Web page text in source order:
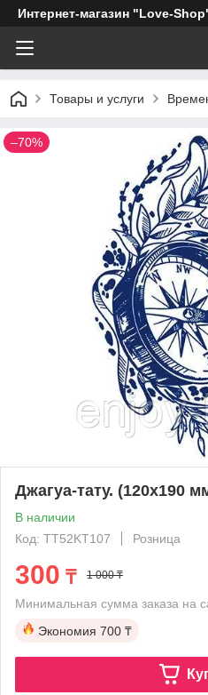
Интернет-магазин "Love-
Товары и услуги
–70%
Джагуа-тату. (120х190
В наличии
Код: TT52KT107
Розница
300 ₸ 1 000 ₸
Минимальная сумма заказа на
Экономия 700 ₸